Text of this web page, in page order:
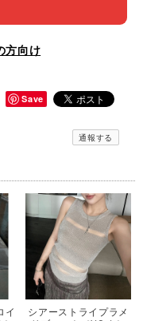
方向け
Save
通報する
イ
シアーストライプラメ